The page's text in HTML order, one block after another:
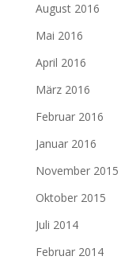
August 2016
Mai 2016
April 2016
März 2016
Februar 2016
Januar 2016
November 2015
Oktober 2015
Juli 2014
Februar 2014